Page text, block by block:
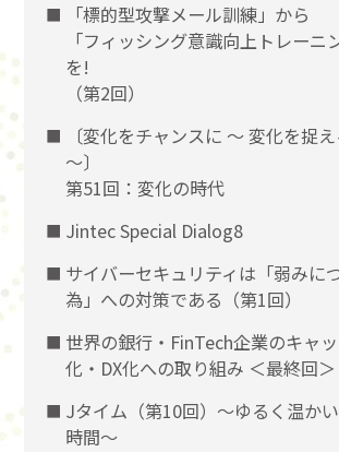
「標的型攻撃メール訓練」から
「フィッシング意識向上トレーニ
を!
（第2回）
〔変化をチャンスに 〜 変化を捉
〜〕
第51回：変化の時代
Jintec Special Dialog8
サイバーセキュリティは「弱みに
為」への対策である（第1回）
世界の銀行・FinTech企業のキャ
化・DX化への取り組み ＜最終回
Jタイム（第10回）～ゆるく温か
時間～